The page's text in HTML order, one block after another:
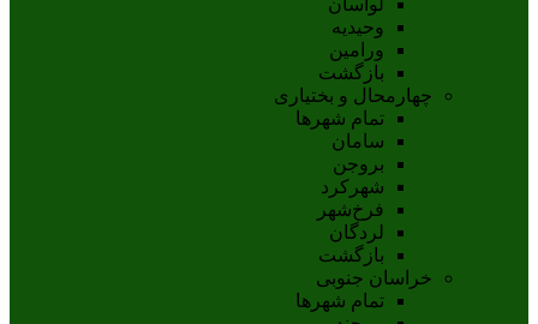
وحیدیه
ورامین
بازگشت
چهارمحال و بختیاری
تمام شهر‌ها
سامان
بروجن
شهرکرد
فرخ‌شهر
لردگان
بازگشت
خراسان جنوبی
تمام شهر‌ها